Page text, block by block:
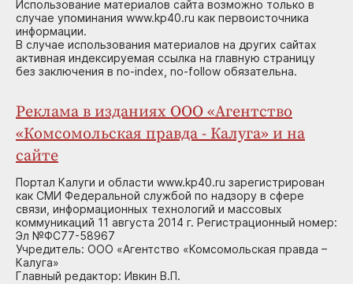
Использование материалов сайта возможно только в
случае упоминания www.kp40.ru как первоисточника
информации.
В случае использования материалов на других сайтах
активная индексируемая ссылка на главную страницу
без заключения в no-index, no-follow обязательна.
Реклама в изданиях ООО «Агентство
«Комсомольская правда - Калуга» и на
сайте
Портал Калуги и области www.kp40.ru зарегистрирован
как СМИ Федеральной службой по надзору в сфере
связи, информационных технологий и массовых
коммуникаций 11 августа 2014 г. Регистрационный номер:
Эл №ФС77-58967
Учредитель: ООО «Агентство «Комсомольская правда –
Калуга»
Главный редактор: Ивкин В.П.